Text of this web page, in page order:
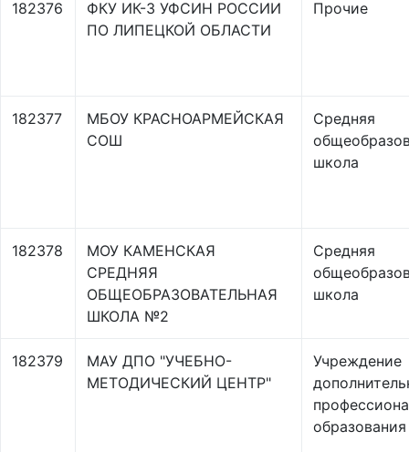
182376
ФКУ ИК-3 УФСИН РОССИИ
ПО ЛИПЕЦКОЙ ОБЛАСТИ
Прочие
182377
МБОУ КРАСНОАРМЕЙСКАЯ
СОШ
Средняя
школа
182378
МОУ КАМЕНСКАЯ
СРЕДНЯЯ
ОБЩЕОБРАЗОВАТЕЛЬНАЯ
ШКОЛА №2
Средняя
школа
182379
МАУ ДПО "УЧЕБНО-
МЕТОДИЧЕСКИЙ ЦЕНТР"
Учреждение
образования